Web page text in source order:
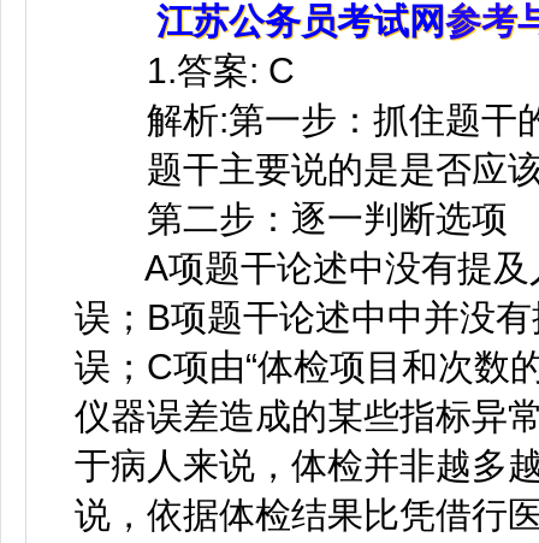
江苏公务员考试网参考
1.答案: C
解析:第一步：抓住题干
题干主要说的是是否应该
第二步：逐一判断选项
A项题干论述中没有提及
误；B项题干论述中中并没
误；C项由“体检项目和次数
仪器误差造成的某些指标异
于病人来说，体检并非越多
说，依据体检结果比凭借行